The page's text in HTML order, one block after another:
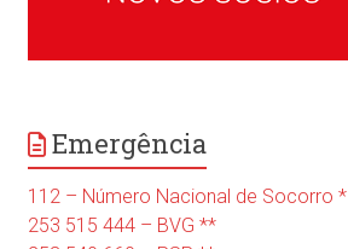
Emergência
112 – Número Nacional de Socorro *
253 515 444 – BVG **